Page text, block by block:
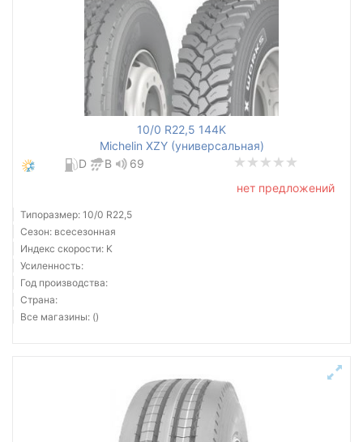
10/0 R22,5 144K
Michelin XZY (универсальная)
D
B
69
нет предложений
Типоразмер: 10/0 R22,5
Сезон: всесезонная
Индекс скорости: K
Усиленность:
Год производства:
Страна:
Все магазины: ()